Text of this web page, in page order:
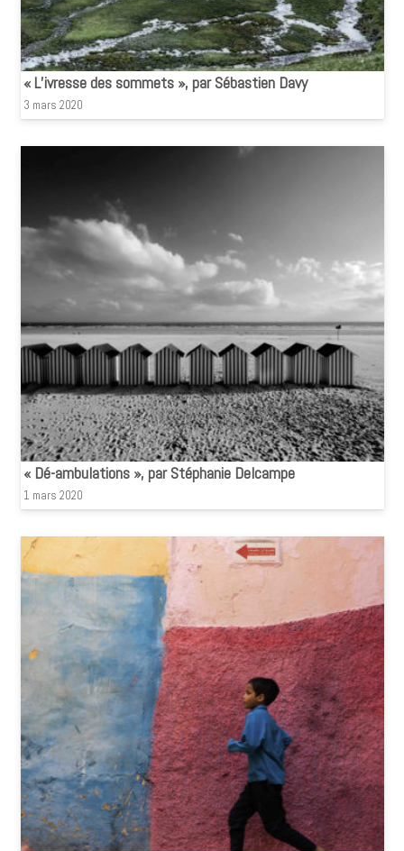
« L’ivresse des sommets », par Sébastien Davy
3 mars 2020
« Dé-ambulations », par Stéphanie Delcampe
1 mars 2020